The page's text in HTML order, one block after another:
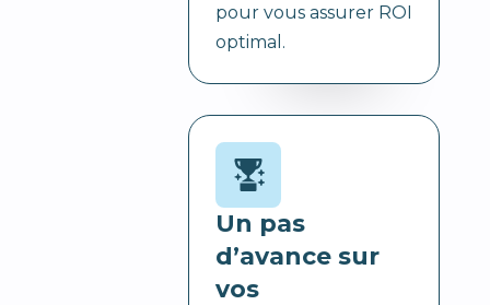
pour vous assurer ROI
optimal.
Un pas
d’avance sur
vos